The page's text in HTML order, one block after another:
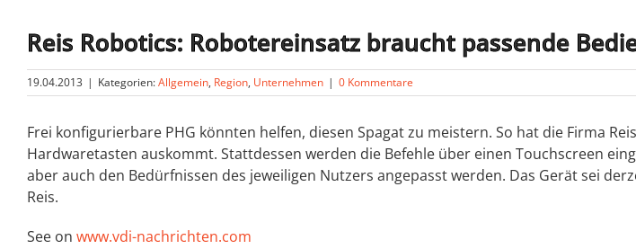
Reis Robotics: Robotereinsatz braucht passende
19.04.2013 | Kategorien:Allgemein, Region, Unternehmen | 0 Kommentare
Frei konfigurierbare PHG könnten helfen, diesen Spagat zu meistern. So hat die Firma
Hardwaretasten auskommt. Stattdessen werden die Befehle über einen Touchscreen
aber auch den Bedürfnissen des jeweiligen Nutzers angepasst werden. Das Gerät sei
Reis.
See on www.vdi-nachrichten.com